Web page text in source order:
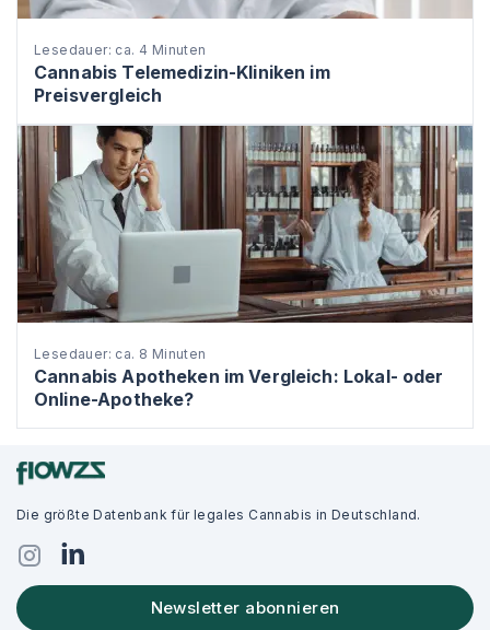
Lesedauer: ca. 4 Minuten
Cannabis Telemedizin-Kliniken im
Preisvergleich
Lesedauer: ca. 8 Minuten
Cannabis Apotheken im Vergleich: Lokal- oder
Online-Apotheke?
Die größte Datenbank für legales Cannabis in Deutschland.
Newsletter abonnieren